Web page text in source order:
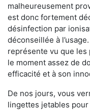
malheureusement
est donc fortement
désinfection par
déconseillée à l’usage.
représente vu que les
le moment assez de
efficacité et à son
De nos jours, vous
lingettes jetables